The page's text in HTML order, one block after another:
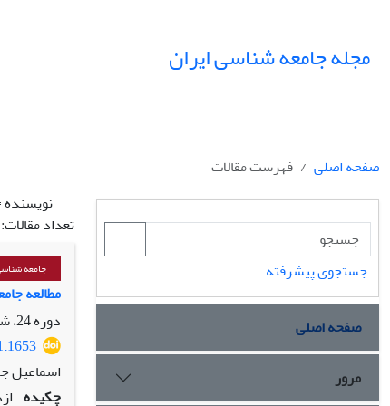
مجله جامعه شناسی ایران
صفحه اصلی
فهرست مقالات
نویسنده
تعداد مقالات:
جامعه
مطالعه
دوره 24، شماره 3، پاییز 1402، صفحه
اسماعیل
چکیده
جستجوی پیشرفته
صفحه اصلی
مرور